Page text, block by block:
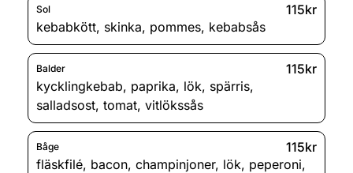
Sol
115kr
kebabkött, skinka, pommes, kebabsås
Balder
115kr
kycklingkebab, paprika, lök, spärris,
salladsost, tomat, vitlökssås
Båge
115kr
fläskfilé, bacon, champinjoner, lök, peperoni,